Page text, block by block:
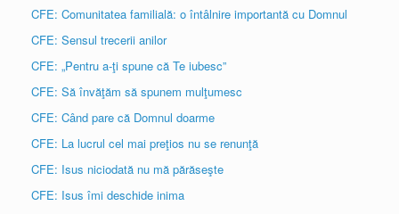
CFE: Comunitatea familială: o întâlnire importantă cu Domnul
CFE: Sensul trecerii anilor
CFE: „Pentru a-ţi spune că Te iubesc”
CFE: Să învăţăm să spunem mulţumesc
CFE: Când pare că Domnul doarme
CFE: La lucrul cel mai preţios nu se renunţă
CFE: Isus niciodată nu mă părăseşte
CFE: Isus îmi deschide inima